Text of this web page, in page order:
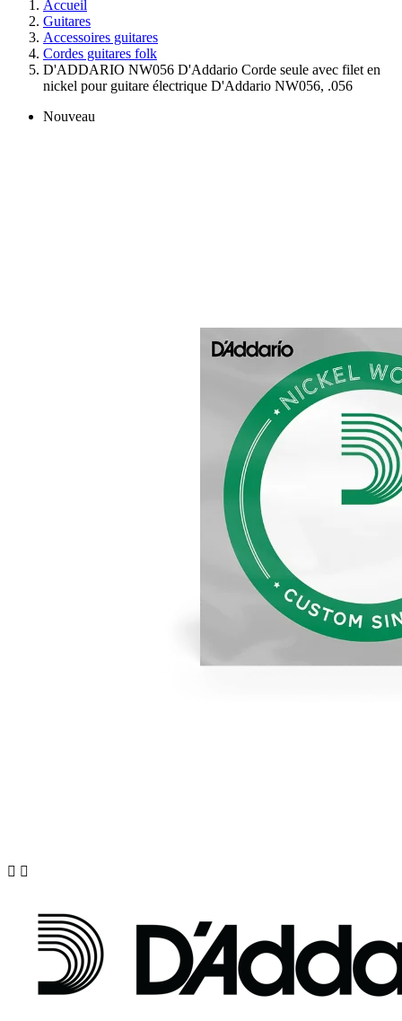
Accueil
Guitares
Accessoires guitares
Cordes guitares folk
D'ADDARIO NW056 D'Addario Corde seule avec filet en
nickel pour guitare électrique D'Addario NW056, .056
Nouveau
 